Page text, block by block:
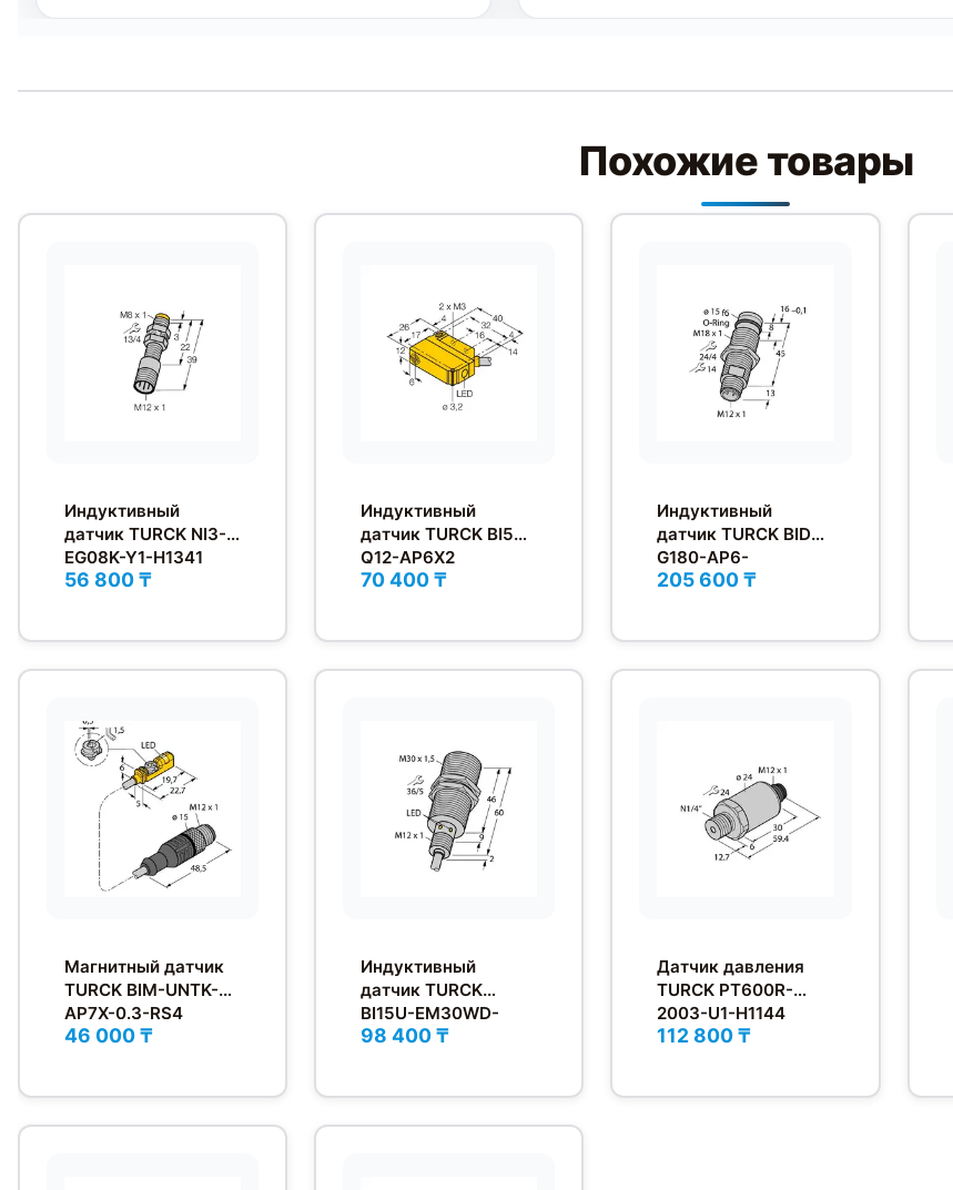
Похожие товары
Индуктивный
датчик TURCK NI3-
EG08K-Y1-H1341
56 800 ₸
Индуктивный
датчик TURCK BI5U-
Q12-AP6X2
70 400 ₸
Индуктивный
датчик TURCK BID2-
G180-AP6-
H1141/S212
205 600 ₸
Магнитный датчик
TURCK BIM-UNTK-
AP7X-0.3-RS4
46 000 ₸
Индуктивный
датчик TURCK
BI15U-EM30WD-
AN6X
98 400 ₸
Датчик давления
TURCK PT600R-
2003-U1-H1144
112 800 ₸